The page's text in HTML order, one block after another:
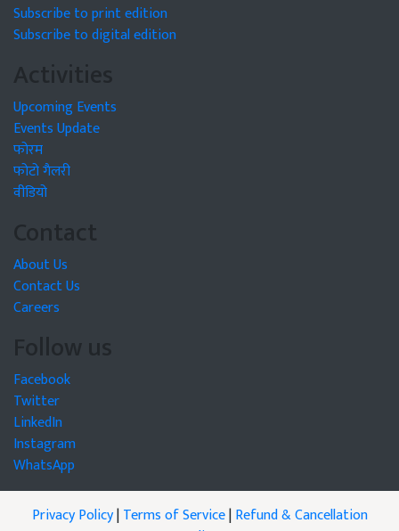
Subscribe to print edition
Subscribe to digital edition
Activities
Upcoming Events
Events Update
फोरम
फोटो गैलरी
वीडियो
Contact
About Us
Contact Us
Careers
Follow us
Facebook
Twitter
LinkedIn
Instagram
WhatsApp
Privacy Policy|Terms of Service|Refund & Cancellation